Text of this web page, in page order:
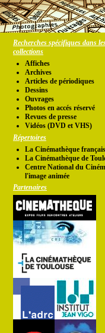
Recherches spécifiques dans
collections
Affiches
Archives
Articles de périodiques
Dessins
Ouvrages
Photos en accés réservé
Revues de presse
Vidéos (DVD et VHS)
Répertoires
La Cinémathèque
La Cinémathèque de
Centre National du
l'image animée
Partenaires